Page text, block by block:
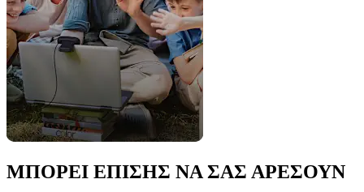
ΜΠΟΡΕΙ ΕΠΙΣΗΣ ΝΑ ΣΑΣ ΑΡΕΣΟΥΝ